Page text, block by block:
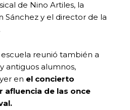
de Nino Artiles, la
Sánchez y el director de la
escuela reunió también a
antiguos alumnos,
en el concierto
afluencia de las once